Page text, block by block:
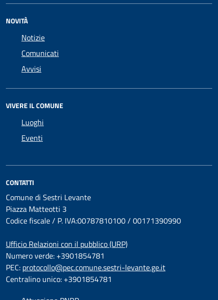
NOVITÀ
Notizie
Comunicati
Avvisi
VIVERE IL COMUNE
Luoghi
Eventi
CONTATTI
Comune di Sestri Levante
Piazza Matteotti 3
Codice fiscale / P. IVA:00787810100 / 00171390990
Ufficio Relazioni con il pubblico (URP)
Numero verde: +3901854781
PEC: protocollo@pec.comune.sestri-levante.ge.it
Centralino unico: +3901854781